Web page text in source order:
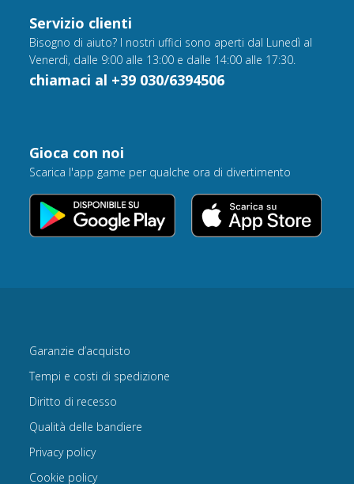
Servizio clienti
Bisogno di aiuto? I nostri uffici sono aperti dal Lunedì al
Venerdì, dalle 9:00 alle 13:00 e dalle 14:00 alle 17:30.
chiamaci al +39 030/6394506
Gioca con noi
Scarica l'app game per qualche ora di divertimento
Garanzie d’acquisto
Tempi e costi di spedizione
Diritto di recesso
Qualità delle bandiere
Privacy policy
Cookie policy